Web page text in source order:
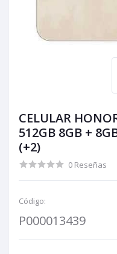
CELULAR
512GB 8GB +
(+2)
0 Reseñas
Código:
P000013439